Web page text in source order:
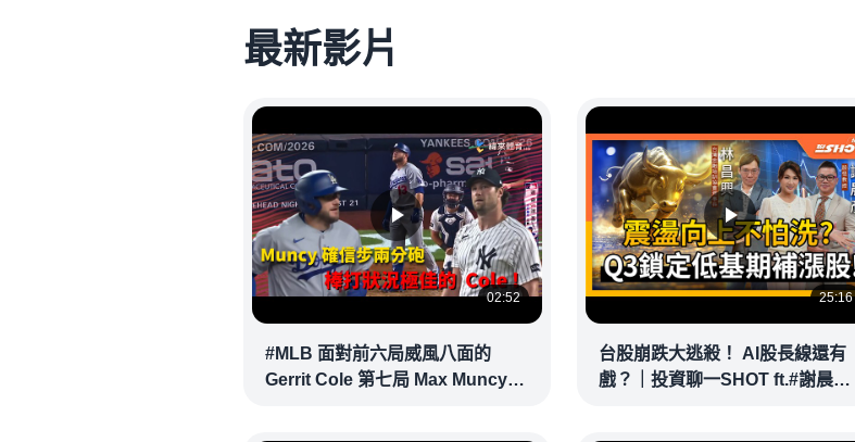
最新影片
02:52
#MLB 面對前六局威風八面的
Gerrit Cole 第七局 Max Muncy
25:16
台股崩跌大逃殺！ AI股長線還有
戲？｜投資聊一SHOT ft.#謝晨彥